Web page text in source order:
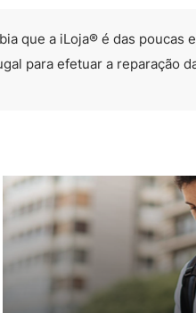
que a iLoja® é das poucas
para efetuar a reparação